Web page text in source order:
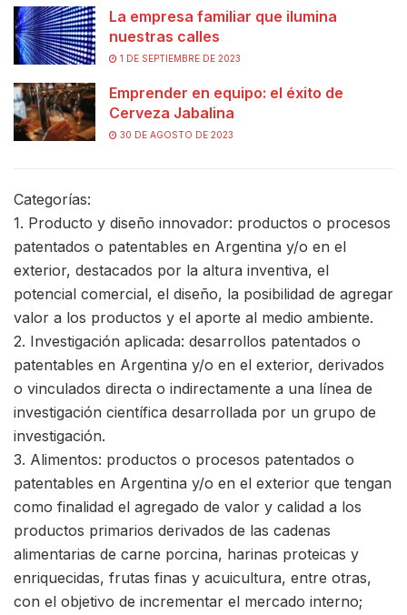
La empresa familiar que ilumina
nuestras calles
1 DE SEPTIEMBRE DE 2023
Emprender en equipo: el éxito de
Cerveza Jabalina
30 DE AGOSTO DE 2023
Categorías:
1. Producto y diseño innovador: productos o procesos
patentados o patentables en Argentina y/o en el
exterior, destacados por la altura inventiva, el
potencial comercial, el diseño, la posibilidad de agregar
valor a los productos y el aporte al medio ambiente.
2. Investigación aplicada: desarrollos patentados o
patentables en Argentina y/o en el exterior, derivados
o vinculados directa o indirectamente a una línea de
investigación científica desarrollada por un grupo de
investigación.
3. Alimentos: productos o procesos patentados o
patentables en Argentina y/o en el exterior que tengan
como finalidad el agregado de valor y calidad a los
productos primarios derivados de las cadenas
alimentarias de carne porcina, harinas proteicas y
enriquecidas, frutas finas y acuicultura, entre otras,
con el objetivo de incrementar el mercado interno;